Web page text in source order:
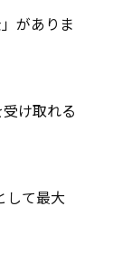
がありま
け取れる
して最大